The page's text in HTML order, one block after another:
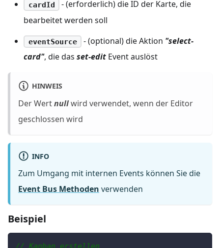
cardId
- (erforderlich) die ID der Karte, die
bearbeitet werden soll
eventSource - (optional) die Aktion "select-
card", die das set-edit Event auslöst
HINWEIS
Der Wertnullwird verwendet, wenn der Editor
geschlossen wird
INFO
Zum Umgang mit internen Events können Sie die
Event Bus Methoden verwenden
Beispiel
// Kanban erstellen